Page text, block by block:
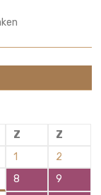
Z
Z
1
2
8
9